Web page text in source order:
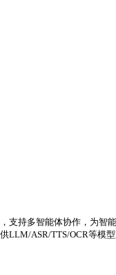
支持多智能体协作，为智
LLM/ASR/TTS/OCR等模